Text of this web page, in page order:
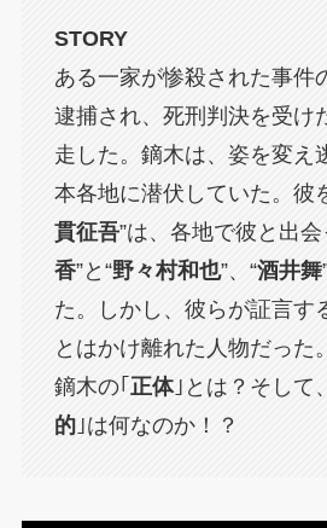
STORY
ある一家が惨殺された事件
逮捕され、死刑判決を受け
走した。鏑木は、姿を変え
本各地に潜伏していた。彼
貫征吾”は、各地で彼と出会
香”と“野々村和也”、“酒井舞
た。しかし、彼らが証言す
とはかけ離れた人物だった
鏑木の｢ 正体｣とは？そして
的｣は何なのか！？